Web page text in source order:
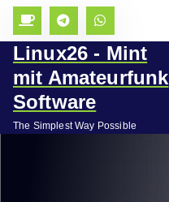
a
Linux26 - Mint
mit Amateurfunk
Software
The Simplest Way Possible